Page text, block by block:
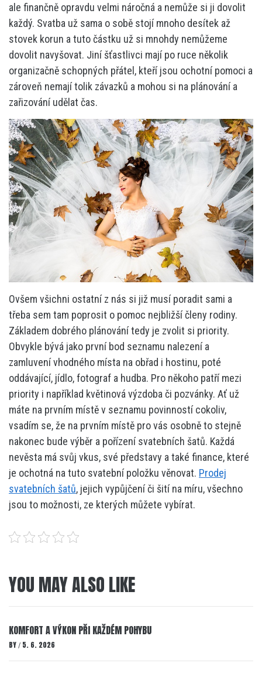
ale finančně opravdu velmi náročná a nemůže si ji dovolit
každý. Svatba už sama o sobě stojí mnoho desítek až
stovek korun a tuto částku už si mnohdy nemůžeme
dovolit navyšovat. Jiní šťastlivci mají po ruce několik
organizačně schopných přátel, kteří jsou ochotní pomoci a
zároveň nemají tolik závazků a mohou si na plánování a
zařizování udělat čas.
Ovšem všichni ostatní z nás si již musí poradit sami a
třeba sem tam poprosit o pomoc nejbližší členy rodiny.
Základem dobrého plánování tedy je zvolit si priority.
Obvykle bývá jako první bod seznamu nalezení a
zamluvení vhodného místa na obřad i hostinu, poté
oddávající, jídlo, fotograf a hudba. Pro někoho patří mezi
priority i například květinová výzdoba či pozvánky. Ať už
máte na prvním místě v seznamu povinností cokoliv,
vsadím se, že na prvním místě pro vás osobně to stejně
nakonec bude výběr a pořízení svatebních šatů. Každá
nevěsta má svůj vkus, své představy a také finance, které
je ochotná na tuto svatební položku věnovat. Prodej
svatebních šatů, jejich vypůjčení či šití na míru, všechno
jsou to možnosti, ze kterých můžete vybírat.
YOU MAY ALSO LIKE
KOMFORT A VÝKON PŘI KAŽDÉM POHYBU
BY / 5. 6. 2026